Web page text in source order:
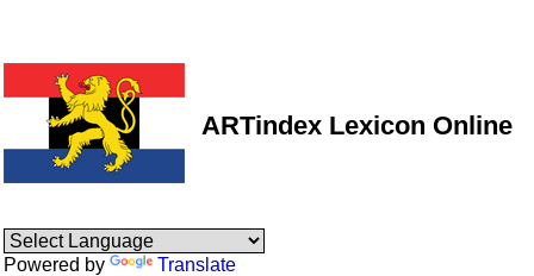
ARTindex Lexicon Online
Powered by Translate